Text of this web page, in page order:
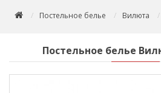
Постельное белье Вилюта
Постельное белье